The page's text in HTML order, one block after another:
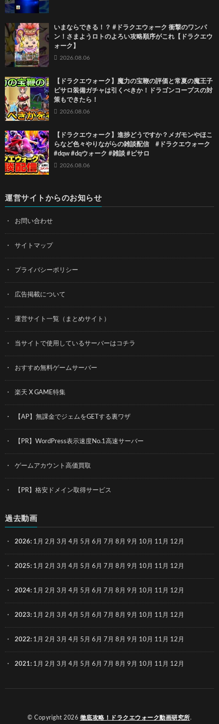
いまならできる！？ #ドラクエウォーク 衝撃のワンパ
ン！さまようロトのよろい攻略順序がこれ【ドラクエウ
ォーク】
2026.08.06
【ドラクエウォーク】魔力の宝鞭の評価と常夏の魔王子
ピサロ装備ガチャは引くべきか！ドラゴンコープスの対
策もできたら！
2026.08.06
【ドラクエウォーク】進捗どうですか？メガモンやほこ
らなど色々やりながらの雑談配信 #ドラクエウォーク
#dqw #dqウォーク #雑談 #ピサロ
2026.08.06
運営サイトからのお知らせ
お問い合わせ
サイトマップ
プライバシーポリシー
広告掲載について
運営サイト一覧（まとめサイト）
当サイトで使用しているサーバーはコチラ
おすすめ無料ゲームサーバー
楽天 X GAME特集
【AP】無課金でジェムをGETする裏ワザ
【PR】WordPress表示速度No.1高速サーバー
ゲームアカウント高価買取
【PR】格安ドメイン取得サービス
過去動画
2026: 1月 2月 3月 4月 5月 6月 7月 8月 9月 10月 11月 12月
2025: 1月 2月 3月 4月 5月 6月 7月 8月 9月 10月 11月 12月
2024: 1月 2月 3月 4月 5月 6月 7月 8月 9月 10月 11月 12月
2023: 1月 2月 3月 4月 5月 6月 7月 8月 9月 10月 11月 12月
2022: 1月 2月 3月 4月 5月 6月 7月 8月 9月 10月 11月 12月
2021: 1月 2月 3月 4月 5月 6月 7月 8月 9月 10月 11月 12月
© Copyright 2026 徹底攻略！ドラクエウォーク動画研究所.